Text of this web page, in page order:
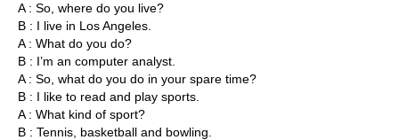
A : So, where do you live?
B : I live in Los Angeles.
A : What do you do?
B : I’m an computer analyst.
A : So, what do you do in your spare time?
B : I like to read and play sports.
A : What kind of sport?
B : Tennis, basketball and bowling.